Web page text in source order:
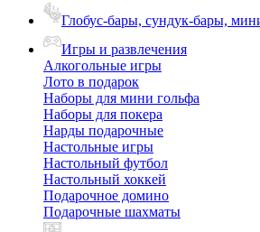
Глобус-бары, сундук-бары,
Игры и развлечения
Алкогольные игры
Лото в подарок
Наборы для мини гольфа
Наборы для покера
Нарды подарочные
Настольные игры
Настольный футбол
Настольный хоккей
Подарочное домино
Подарочные шахматы